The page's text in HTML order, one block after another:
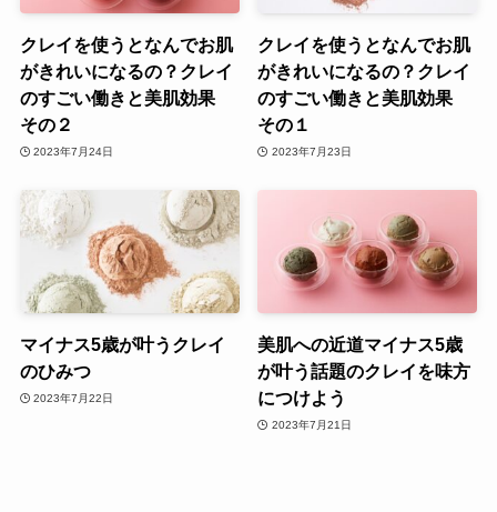
クレイを使うとなんでお肌
がきれいになるの？クレイ
のすごい働きと美肌効果
その２
2023年7月24日
クレイを使うとなんでお肌
がきれいになるの？クレイ
のすごい働きと美肌効果
その１
2023年7月23日
マイナス5歳が叶うクレイ
のひみつ
2023年7月22日
美肌への近道マイナス5歳
が叶う話題のクレイを味方
につけよう
2023年7月21日